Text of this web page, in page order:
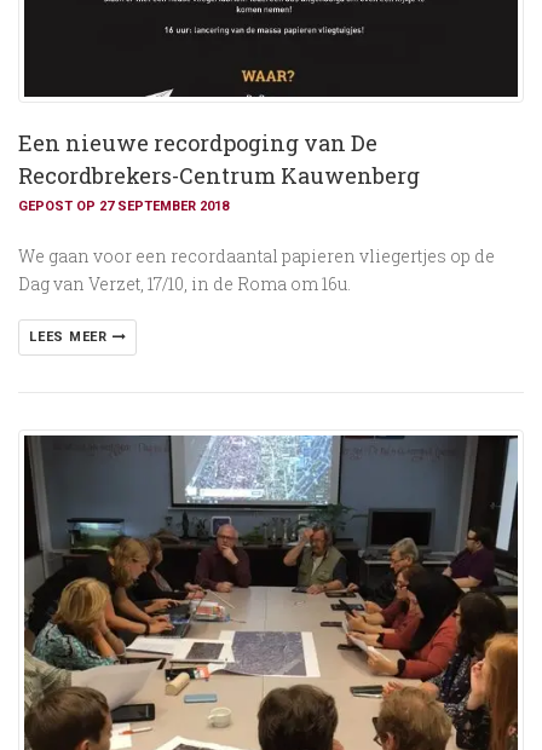
Een nieuwe recordpoging van De
Recordbrekers-Centrum Kauwenberg
GEPOST OP 27 SEPTEMBER 2018
We gaan voor een recordaantal papieren vliegertjes op de
Dag van Verzet, 17/10, in de Roma om 16u.
LEES MEER